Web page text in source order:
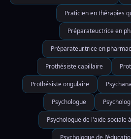
Praticien en thérapies
Préparateur.trice en
Préparateur.trice en
Prothésiste capillaire
Prothésiste ongulaire
Psychologue
Psychologue de l'aide sociale
Psychologue de